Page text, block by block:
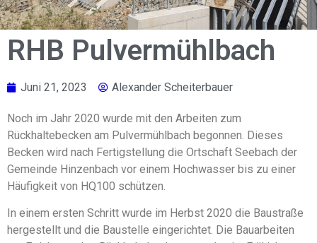
RHB Pulvermühlbach
Juni 21, 2023 Alexander Scheiterbauer
Noch im Jahr 2020 wurde mit den Arbeiten zum
Rückhaltebecken am Pulvermühlbach begonnen. Dieses
Becken wird nach Fertigstellung die Ortschaft Seebach der
Gemeinde Hinzenbach vor einem Hochwasser bis zu einer
Häufigkeit von HQ100 schützen.
In einem ersten Schritt wurde im Herbst 2020 die Baustraße
hergestellt und die Baustelle eingerichtet. Die Bauarbeiten